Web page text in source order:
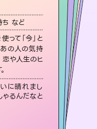
など
って「今」と
あの人の気持
恋や人生のヒ
に晴れまし
ゃるんだなと
年の差 など
などの報告実績
2万超の施術経
鑑定で、より良
。
た。しかもこち
に視えていらっ
（30代女性）
ゴリ
二人の未来 など
行方、同性愛や片
金問題まで知りた
なっていることを
押して導きます。
ってくれる所や濁
で、毎回自分の気
（30代 男性）
リーディング
テゴリ
気持ち、復縁 など
て
筋を示します。厳しい結果にも具体的な対策をお伝えします。
り聞いて鑑定して
持ちが楽になりまし
・リーディング
カテゴリ
の気持ち、復縁 など
いて
中でも特に「曖昧な関
意としており、友達以上
手との今後や本音を丁
成就へと導きます。
ーてアドバイス通りに行
してきました。ありが
（40代 女性）
心理学
ル・リーディング
談カテゴリ
想い、復縁 など
ついて
ターンもの選択肢があり
えにくくなっているあな
来を見つけ、その未来を
アドバイスします。
ー人間関係、本心など
いてびっくり。対策が
れます（40代）